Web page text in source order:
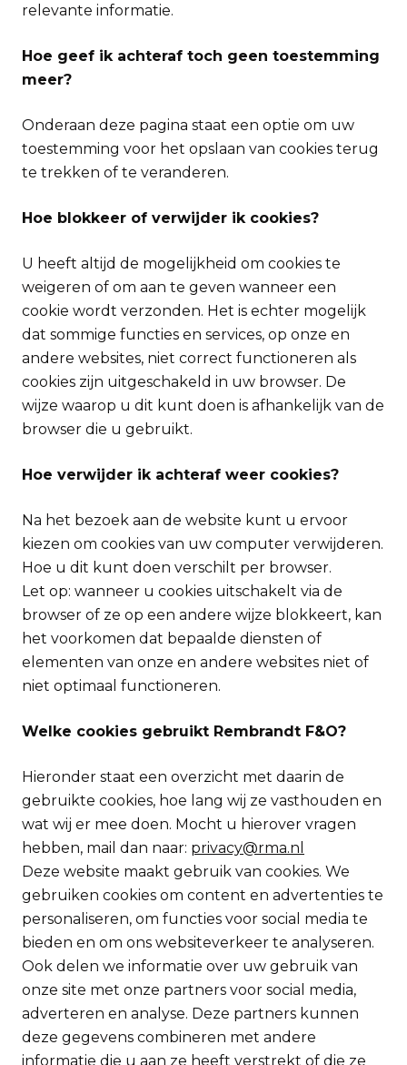
relevante informatie.
Hoe geef ik achteraf toch geen toestemming
meer?
Onderaan deze pagina staat een optie om uw
toestemming voor het opslaan van cookies terug
te trekken of te veranderen.
Hoe blokkeer of verwijder ik cookies?
U heeft altijd de mogelijkheid om cookies te
weigeren of om aan te geven wanneer een
cookie wordt verzonden. Het is echter mogelijk
dat sommige functies en services, op onze en
andere websites, niet correct functioneren als
cookies zijn uitgeschakeld in uw browser. De
wijze waarop u dit kunt doen is afhankelijk van de
browser die u gebruikt.
Hoe verwijder ik achteraf weer cookies?
Na het bezoek aan de website kunt u ervoor
kiezen om cookies van uw computer verwijderen.
Hoe u dit kunt doen verschilt per browser.
Let op: wanneer u cookies uitschakelt via de
browser of ze op een andere wijze blokkeert, kan
het voorkomen dat bepaalde diensten of
elementen van onze en andere websites niet of
niet optimaal functioneren.
Welke cookies gebruikt Rembrandt F&O?
Hieronder staat een overzicht met daarin de
gebruikte cookies, hoe lang wij ze vasthouden en
wat wij er mee doen. Mocht u hierover vragen
hebben, mail dan naar: privacy@rma.nl
Deze website maakt gebruik van cookies. We
gebruiken cookies om content en advertenties te
personaliseren, om functies voor social media te
bieden en om ons websiteverkeer te analyseren.
Ook delen we informatie over uw gebruik van
onze site met onze partners voor social media,
adverteren en analyse. Deze partners kunnen
deze gegevens combineren met andere
informatie die u aan ze heeft verstrekt of die ze